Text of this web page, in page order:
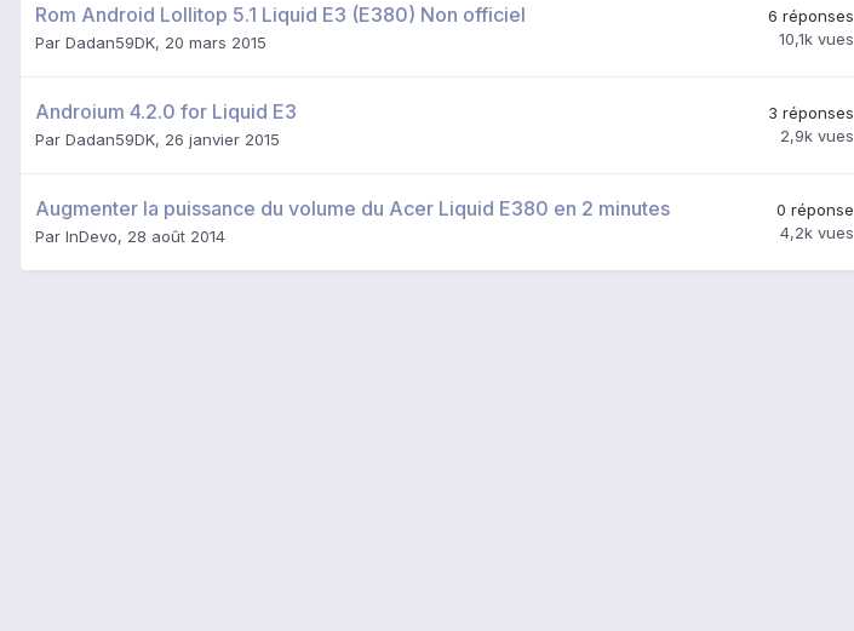
Rom Android Lollitop 5.1 Liquid E3 (E380) Non officiel
Par Dadan59DK, 20 mars 2015
6 réponses
10,1k vues
Androium 4.2.0 for Liquid E3
Par Dadan59DK, 26 janvier 2015
3 réponses
2,9k vues
Augmenter la puissance du volume du Acer Liquid E380 en 2 minutes
Par InDevo, 28 août 2014
0 réponse
4,2k vues